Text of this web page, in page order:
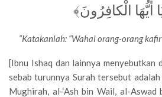
أَيُّهَا الْكافِرُونَ﴾
“Katakanlah: “Wahai orang-orang
[Ibnu Ishaq dan lainnya menyebutkan
sebab turunnya Surah tersebut
Mughirah, al-‘Ash bin Wail, al-